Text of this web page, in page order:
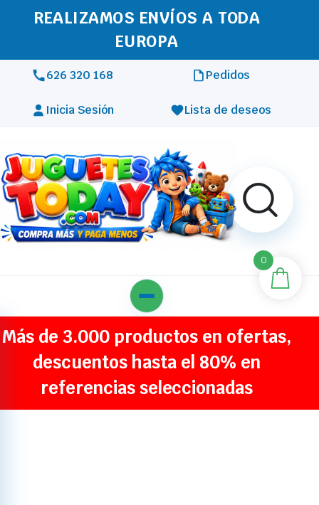
REALIZAMOS ENVÍOS A TODA
EUROPA
626 320 168 Pedidos
Inicia Sesión Lista de deseos
Más de 3.000 productos en ofertas,
descuentos hasta el 80% en
referencias seleccionadas
0